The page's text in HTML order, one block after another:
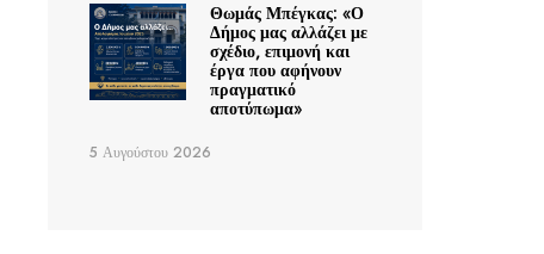
Θωμάς Μπέγκας: «Ο
Δήμος μας αλλάζει με
σχέδιο, επιμονή και
έργα που αφήνουν
πραγματικό
αποτύπωμα»
5 Αυγούστου 2026